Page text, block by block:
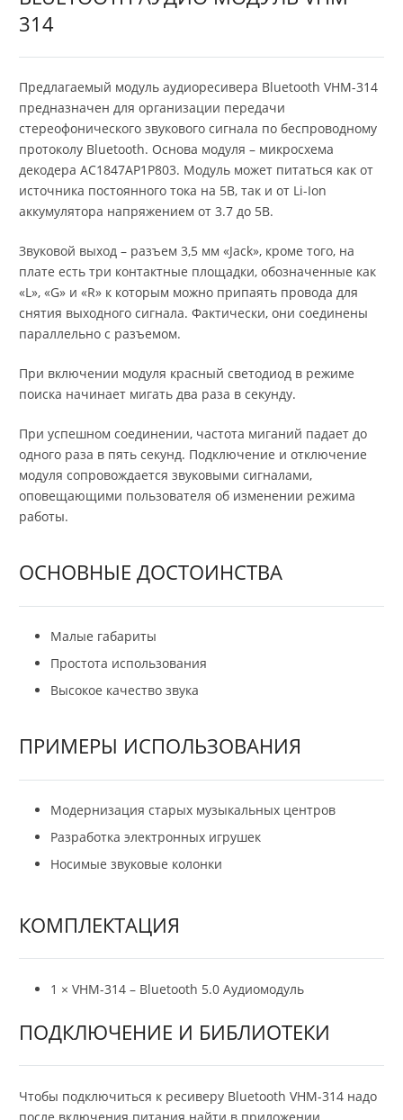
314
Предлагаемый модуль аудиоресивера Bluetooth VHM-314
предназначен для организации передачи
стереофонического звукового сигнала по беспроводному
протоколу Bluetooth. Основа модуля – микросхема
декодера AC1847AP1P803. Модуль может питаться как от
источника постоянного тока на 5В, так и от Li-Ion
аккумулятора напряжением от 3.7 до 5В.
Звуковой выход – разъем 3,5 мм «Jack», кроме того, на
плате есть три контактные площадки, обозначенные как
«L», «G» и «R» к которым можно припаять провода для
снятия выходного сигнала. Фактически, они соединены
параллельно с разъемом.
При включении модуля красный светодиод в режиме
поиска начинает мигать два раза в секунду.
При успешном соединении, частота миганий падает до
одного раза в пять секунд. Подключение и отключение
модуля сопровождается звуковыми сигналами,
оповещающими пользователя об изменении режима
работы.
ОСНОВНЫЕ ДОСТОИНСТВА
Малые габариты
Простота использования
Высокое качество звука
ПРИМЕРЫ ИСПОЛЬЗОВАНИЯ
Модернизация старых музыкальных центров
Разработка электронных игрушек
Носимые звуковые колонки
КОМПЛЕКТАЦИЯ
1 × VHM-314 – Bluetooth 5.0 Аудиомодуль
ПОДКЛЮЧЕНИЕ И БИБЛИОТЕКИ
Чтобы подключиться к ресиверу Bluetooth VHM-314 надо
после включения питания найти в приложении